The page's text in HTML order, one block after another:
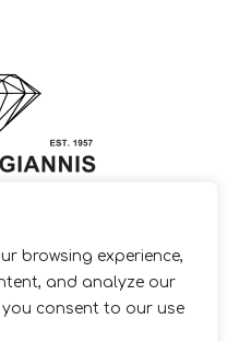
browsing experience,
and analyze our
you consent to our use
Design & Manufacturing |